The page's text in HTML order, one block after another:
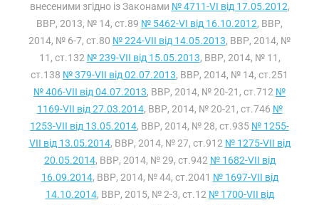
внесеними згідно із Законами № 4711-VI від 17.05.2012,
ВВР, 2013, № 14, ст.89 № 5462-VI від 16.10.2012, ВВР,
2014, № 6-7, ст.80 № 224-VII від 14.05.2013, ВВР, 2014, №
11, ст.132 № 239-VII від 15.05.2013, ВВР, 2014, № 11,
ст.138 № 379-VII від 02.07.2013, ВВР, 2014, № 14, ст.251
№ 406-VII від 04.07.2013, ВВР, 2014, № 20-21, ст.712 №
1169-VII від 27.03.2014, ВВР, 2014, № 20-21, ст.746 №
1253-VII від 13.05.2014, ВВР, 2014, № 28, ст.935 № 1255-
VII від 13.05.2014, ВВР, 2014, № 27, ст.912 № 1275-VII від
20.05.2014, ВВР, 2014, № 29, ст.942 № 1682-VII від
16.09.2014, ВВР, 2014, № 44, ст.2041 № 1697-VII від
14.10.2014, ВВР, 2015, № 2-3, ст.12 № 1700-VII від